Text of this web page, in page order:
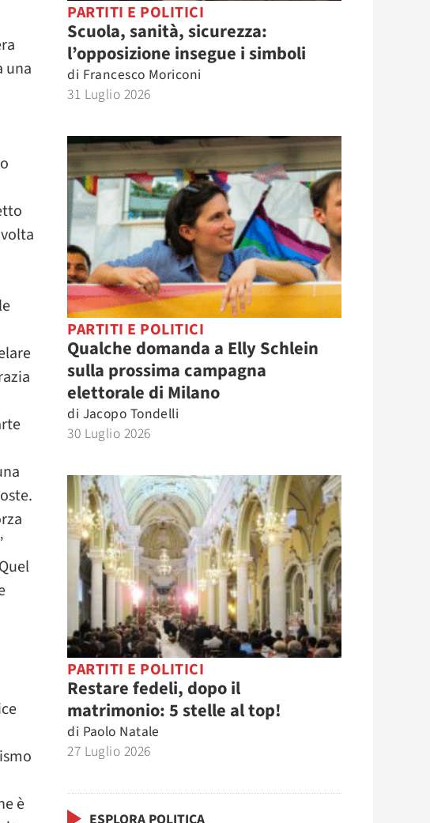
una
è
PARTITI E POLITICI
Scuola, sanità, sicurezza:
l’opposizione insegue i simboli
di Francesco Moriconi
31 Luglio 2026
PARTITI E POLITICI
Qualche domanda a Elly Schlein
sulla prossima campagna
elettorale di Milano
di Jacopo Tondelli
30 Luglio 2026
PARTITI E POLITICI
Restare fedeli, dopo il
matrimonio: 5 stelle al top!
di Paolo Natale
27 Luglio 2026